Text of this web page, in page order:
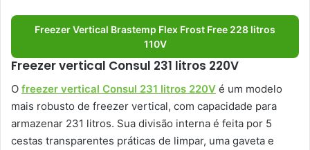
Freezer Vertical Brastemp Flex Frost Free 228 litros
110V
Freezer vertical Consul 231 litros 220V
O freezer vertical Consul 231 litros 220V é um modelo
mais robusto de freezer vertical, com capacidade para
armazenar 231 litros. Sua divisão interna é feita por 5
cestas transparentes práticas de limpar, uma gaveta e